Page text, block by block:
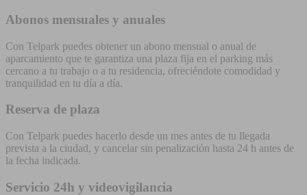
Abonos mensuales y anuales
Con Telpark puedes obtener un abono mensual o anual de
aparcamiento que te garantiza una plaza fija en el parking más
cercano a tu trabajo o a tu residencia, ofreciéndote comodidad y
tranquilidad en tu día a día.
Reserva de plaza
Con Telpark puedes hacerlo desde un mes antes de tu llegada
prevista a la ciudad, y cancelar sin penalización hasta 24 h antes de
la fecha indicada.
Servicio 24h y videovigilancia